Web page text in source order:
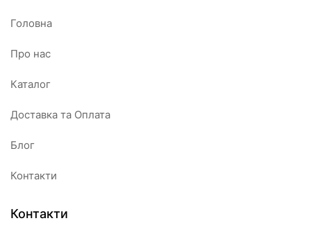
Головна
Про нас
Каталог
Доставка та Оплата
Блог
Контакти
Контакти